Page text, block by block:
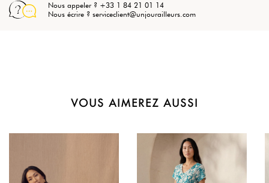
Nous appeler ? +33 1 84 21 01 14
Nous écrire ? serviceclient@unjourailleurs.com
VOUS AIMEREZ AUSSI